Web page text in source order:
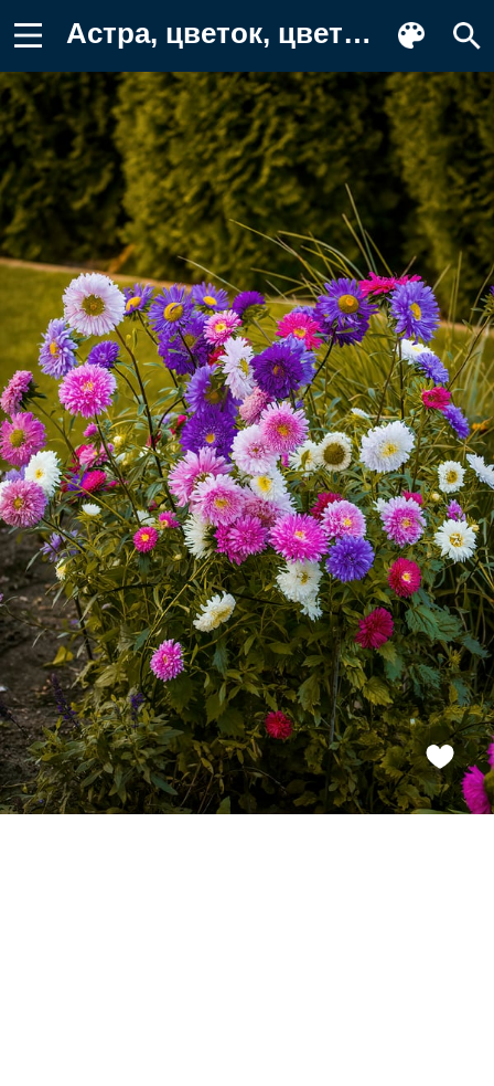
Астра, цветок, цветы, растение Обои на телефон